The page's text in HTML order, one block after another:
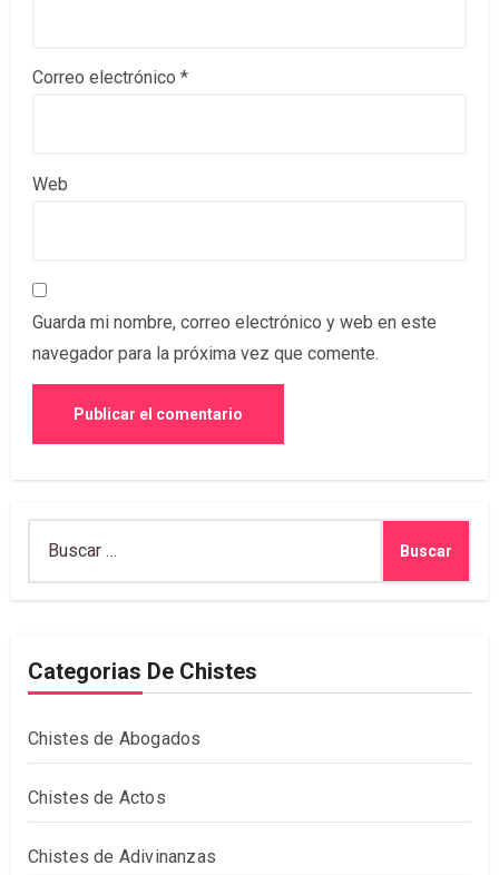
Correo electrónico *
Web
Guarda mi nombre, correo electrónico y web en este
navegador para la próxima vez que comente.
Categorias De Chistes
Chistes de Abogados
Chistes de Actos
Chistes de Adivinanzas